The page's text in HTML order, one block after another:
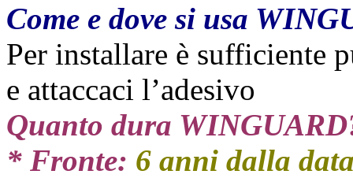
Come e dove si usa
Per installare è sufficiente
e attaccaci l’adesivo
Quanto dura
* Fronte: 6 anni dalla